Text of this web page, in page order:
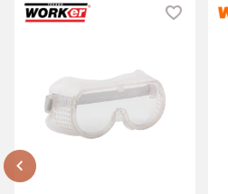
113 lei
Papuci Crocs